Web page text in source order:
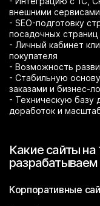
внешними сервисами
- SEO-подготовку
посадочных страниц
- Личный кабинет
покупателя
- Возможность
- Стабильную основу
заказами и бизнес-
- Техническую базу
доработок и
Какие сайты
разрабатываем
Корпоративные